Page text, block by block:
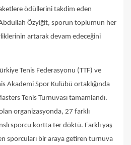
ödüllerini takdim eden
Abdullah Özyiğit, sporun toplumun her
artarak devam edeceğini
Tenis Federasyonu (TTF) ve
Akademi Spor Kulübü ortaklığında
Tenis Turnuvası tamamlandı.
organizasyonda, 27 farklı
sporcu kortta ter döktü. Farklı yaş
sporcuları bir araya getiren turnuva